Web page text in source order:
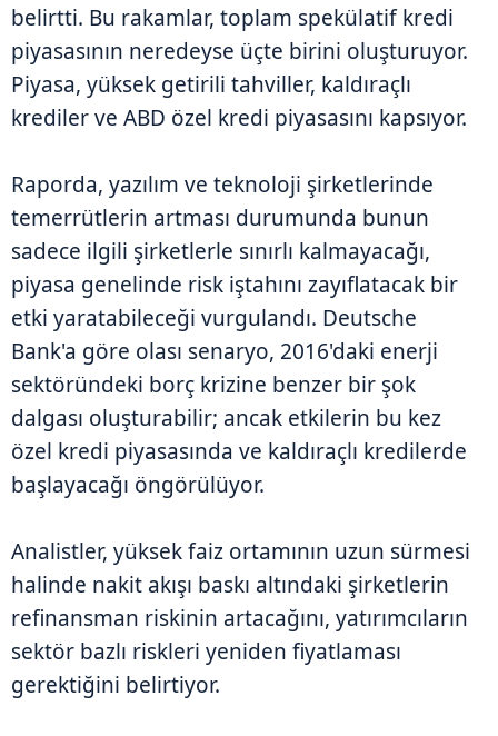
belirtti. Bu rakamlar, toplam spekülatif kredi
piyasasının neredeyse üçte birini oluşturuyor.
Piyasa, yüksek getirili tahviller, kaldıraçlı
krediler ve ABD özel kredi piyasasını kapsıyor.
Raporda, yazılım ve teknoloji şirketlerinde
temerrütlerin artması durumunda bunun
sadece ilgili şirketlerle sınırlı kalmayacağı,
piyasa genelinde risk iştahını zayıflatacak bir
etki yaratabileceği vurgulandı. Deutsche
Bank'a göre olası senaryo, 2016'daki enerji
sektöründeki borç krizine benzer bir şok
dalgası oluşturabilir; ancak etkilerin bu kez
özel kredi piyasasında ve kaldıraçlı kredilerde
başlayacağı öngörülüyor.
Analistler, yüksek faiz ortamının uzun sürmesi
halinde nakit akışı baskı altındaki şirketlerin
refinansman riskinin artacağını, yatırımcıların
sektör bazlı riskleri yeniden fiyatlaması
gerektiğini belirtiyor.